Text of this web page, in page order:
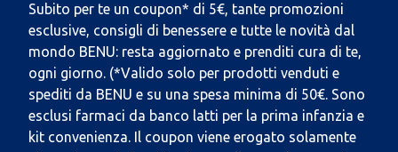
Subito per te un coupon* di 5€, tante promozioni
esclusive, consigli di benessere e tutte le novità dal
mondo BENU: resta aggiornato e prenditi cura di te,
ogni giorno. (*Valido solo per prodotti venduti e
spediti da BENU e su una spesa minima di 50€. Sono
esclusi farmaci da banco latti per la prima infanzia e
kit convenienza. Il coupon viene erogato solamente